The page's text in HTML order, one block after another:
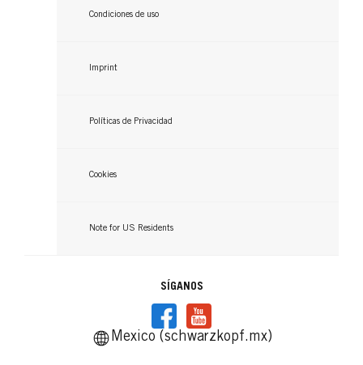
Condiciones de uso
Imprint
Políticas de Privacidad
Cookies
Note for US Residents
SÍGANOS
Mexico (schwarzkopf.mx)